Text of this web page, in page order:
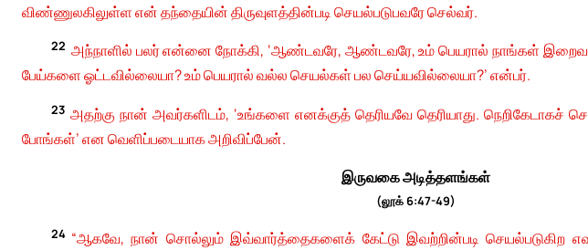
விண்ணுலகிலுள்ள என் தந்தையின் திருவுளத்தின்படி செயல்படுபவரே செல்வர்.
22 அந்நாளில் பலர் என்னை நோக்கி, ‘ஆண்டவரே, ஆண்டவரே, உம் பெயரால் நாங்கள்
பேய்களை ஓட்டவில்லையா? உம் பெயரால் வல்ல செயல்கள் பல செய்யவில்லையா?’ என்பர்.
23 அதற்கு நான் அவர்களிடம், ‘உங்களை எனக்குத் தெரியவே தெரியாது. நெறிகேடாகச்
போங்கள்’ என வெளிப்படையாக அறிவிப்பேன்.
இருவகை அடித்தளங்கள்
(லூக் 6:47-49)
24 “ஆகவே, நான் சொல்லும் இவ்வார்த்தைகளைக் கேட்டு இவற்றின்படி செயல்படுகிற